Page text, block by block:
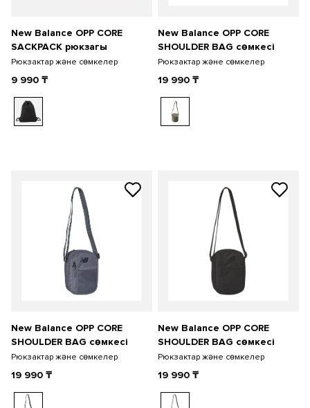
New Balance OPP CORE
SACKPACK рюкзагы
Рюкзактар және сөмкелер
9 990 ₸
New Balance OPP CORE
SHOULDER BAG сөмкесі
Рюкзактар және сөмкелер
19 990 ₸
New Balance OPP CORE
SHOULDER BAG сөмкесі
Рюкзактар және сөмкелер
19 990 ₸
New Balance OPP CORE
SHOULDER BAG сөмкесі
Рюкзактар және сөмкелер
19 990 ₸